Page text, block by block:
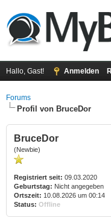
Hallo, Gast! Anmelden
Forums
Profil von BruceDor
BruceDor
(Newbie)
Registriert seit: 09.03.2020
Geburtstag: Nicht angegeben
Ortszeit: 10.08.2026 um 00:14
Status: Offline